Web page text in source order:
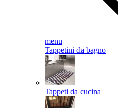
menu
Tappetini da bagno
Tappeti da cucina